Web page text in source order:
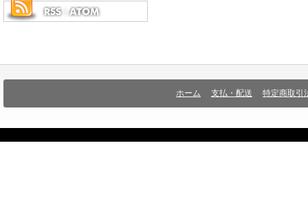
ホーム 支払・配送 特定商取引